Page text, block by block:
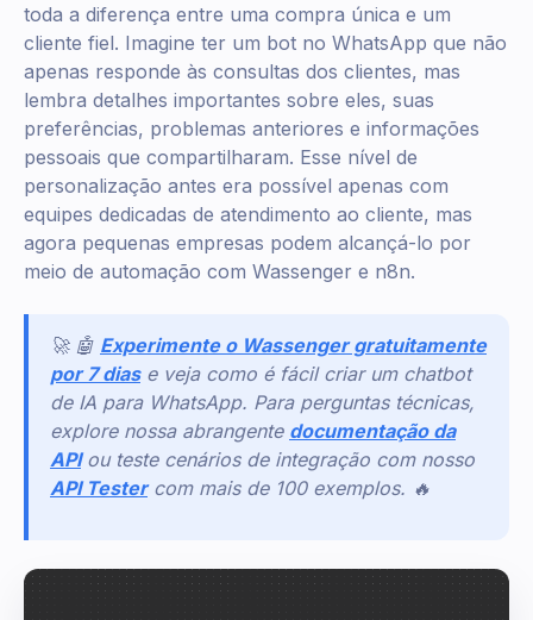
toda a diferença entre uma compra única e um
cliente fiel. Imagine ter um bot no WhatsApp que não
apenas responde às consultas dos clientes, mas
lembra detalhes importantes sobre eles, suas
preferências, problemas anteriores e informações
pessoais que compartilharam. Esse nível de
personalização antes era possível apenas com
equipes dedicadas de atendimento ao cliente, mas
agora pequenas empresas podem alcançá-lo por
meio de automação com Wassenger e n8n.
🚀 🤖 Experimente o Wassenger gratuitamente
por 7 dias e veja como é fácil criar um chatbot
de IA para WhatsApp. Para perguntas técnicas,
explore nossa abrangente documentação da
API ou teste cenários de integração com nosso
API Tester com mais de 100 exemplos. 🔥